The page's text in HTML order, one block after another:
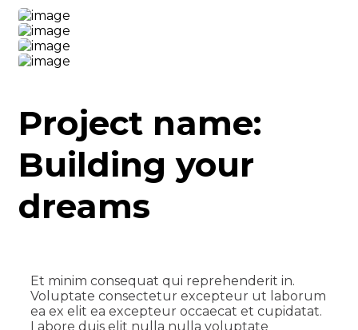
Project name:
Building your
dreams
Et minim consequat qui reprehenderit in.
Voluptate consectetur excepteur ut laborum
ea ex elit ea excepteur occaecat et cupidatat.
Labore duis elit nulla nulla voluptate